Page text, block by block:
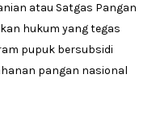
atau Satgas Pangan
hukum yang tegas
pupuk bersubsidi
pangan nasional